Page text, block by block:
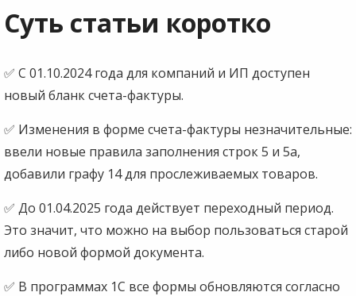
Суть статьи коротко
✅ С 01.10.2024 года для компаний и ИП доступен
новый бланк счета-фактуры.
✅ Изменения в форме счета-фактуры незначительные:
ввели новые правила заполнения строк 5 и 5а,
добавили графу 14 для прослеживаемых товаров.
✅ До 01.04.2025 года действует переходный период.
Это значит, что можно на выбор пользоваться старой
либо новой формой документа.
✅ В программах 1С все формы обновляются согласно